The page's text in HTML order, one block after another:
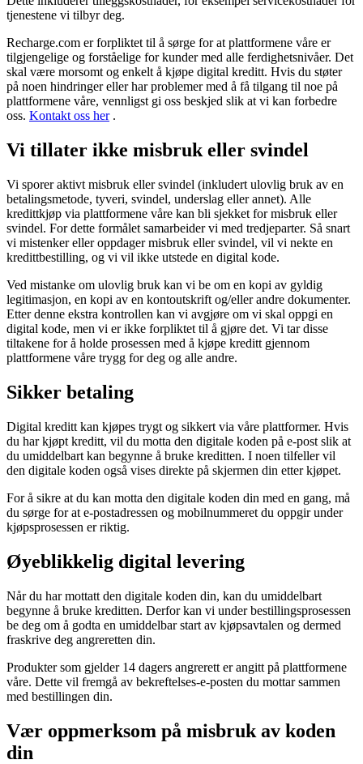
tjenestene vi tilbyr deg.
Recharge.com er forpliktet til å sørge for at plattformene våre er
tilgjengelige og forståelige for kunder med alle ferdighetsnivåer. Det
skal være morsomt og enkelt å kjøpe digital kreditt. Hvis du støter
på noen hindringer eller har problemer med å få tilgang til noe på
plattformene våre, vennligst gi oss beskjed slik at vi kan forbedre
oss. Kontakt oss her.
Vi tillater ikke misbruk eller svindel
Vi sporer aktivt misbruk eller svindel (inkludert ulovlig bruk av en
betalingsmetode, tyveri, svindel, underslag eller annet). Alle
kredittkjøp via plattformene våre kan bli sjekket for misbruk eller
svindel. For dette formålet samarbeider vi med tredjeparter. Så snart
vi mistenker eller oppdager misbruk eller svindel, vil vi nekte en
kredittbestilling, og vi vil ikke utstede en digital kode.
Ved mistanke om ulovlig bruk kan vi be om en kopi av gyldig
legitimasjon, en kopi av en kontoutskrift og/eller andre dokumenter.
Etter denne ekstra kontrollen kan vi avgjøre om vi skal oppgi en
digital kode, men vi er ikke forpliktet til å gjøre det. Vi tar disse
tiltakene for å holde prosessen med å kjøpe kreditt gjennom
plattformene våre trygg for deg og alle andre.
Sikker betaling
Digital kreditt kan kjøpes trygt og sikkert via våre plattformer. Hvis
du har kjøpt kreditt, vil du motta den digitale koden på e-post slik at
du umiddelbart kan begynne å bruke kreditten. I noen tilfeller vil
den digitale koden også vises direkte på skjermen din etter kjøpet.
For å sikre at du kan motta den digitale koden din med en gang, må
du sørge for at e-postadressen og mobilnummeret du oppgir under
kjøpsprosessen er riktig.
Øyeblikkelig digital levering
Når du har mottatt den digitale koden din, kan du umiddelbart
begynne å bruke kreditten. Derfor kan vi under bestillingsprosessen
be deg om å godta en umiddelbar start av kjøpsavtalen og dermed
fraskrive deg angreretten din.
Produkter som gjelder 14 dagers angrerett er angitt på plattformene
våre. Dette vil fremgå av bekreftelses-e-posten du mottar sammen
med bestillingen din.
Vær oppmerksom på misbruk av koden
din